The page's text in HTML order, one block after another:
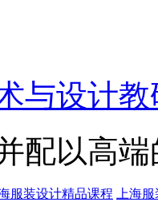
与设计教
配以高
海服装设计精品课程 上海